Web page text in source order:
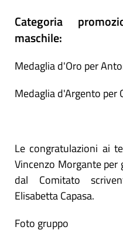
Categoria
maschile:
Medaglia d'Oro per
Medaglia d'Argento per
Le congratulazioni ai
Vincenzo Morgante
dal Comitato
Elisabetta Capasa.
Foto gruppo